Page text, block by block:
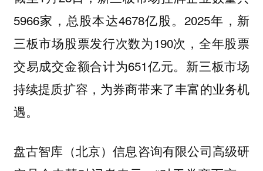
5966家，总股本达4678亿股。2025年，新
三板市场股票发行次数为190次，全年股票
交易成交金额合计为651亿元。新三板市场
持续提质扩容，为券商带来了丰富的业务机
遇。
盘古智库（北京）信息咨询有限公司高级研